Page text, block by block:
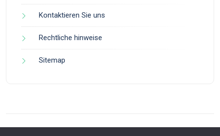
Kontaktieren Sie uns
Rechtliche hinweise
Sitemap